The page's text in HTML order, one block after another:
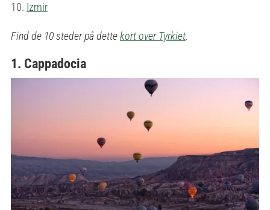
10. Izmir
Find de 10 steder på dettekort over Tyrkiet.
1. Cappadocia